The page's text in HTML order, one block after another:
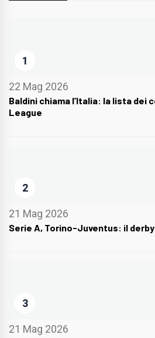
1
22 Mag 2026
Baldini chiama l’Italia: la lista dei
League
2
21 Mag 2026
Serie A, Torino-Juventus: il derby
3
21 Mag 2026